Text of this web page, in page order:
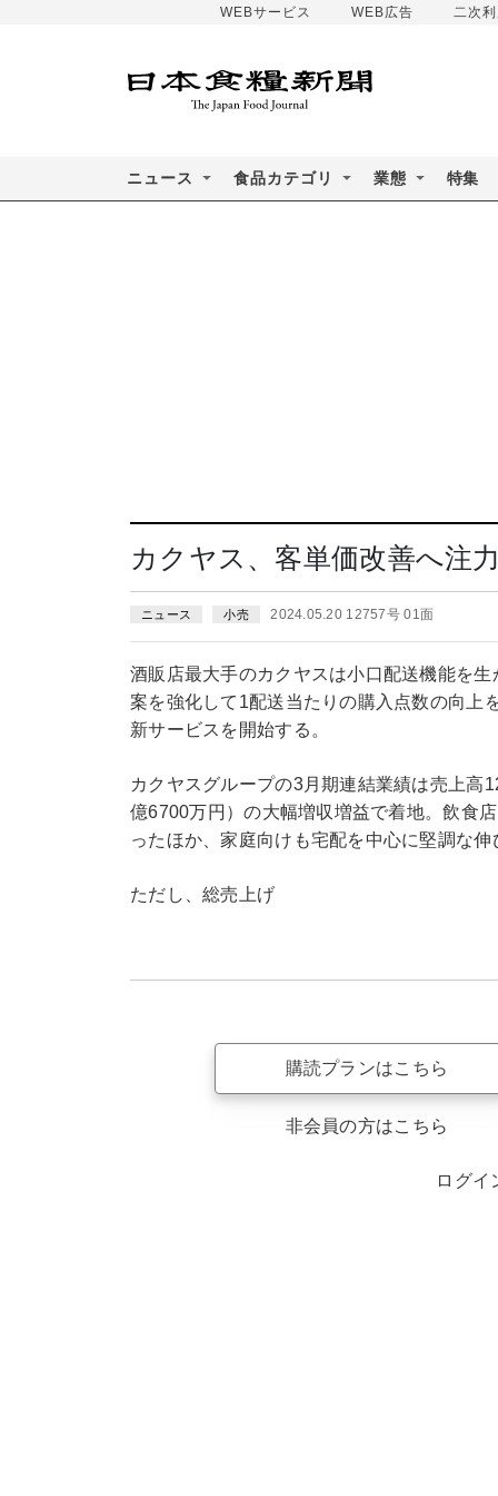
WEBサービス WEB広告 二次
ニュース 食品カテゴリ 業態 特集
カクヤス、客単価改善へ注
ニュース 小売 2024.05.20 12757号 01面
酒販店最大手のカクヤスは小口配送機能を
案を強化して1配送当たりの購入点数の向上
新サービスを開始する。
カクヤスグループの3月期連結業績は売上
億6700万円）の大幅増収増益で着地。飲食
ったほか、家庭向けも宅配を中心に堅調な伸
ただし、総売上げ
購読プランはこちら
非会員の方はこちら
ログイ